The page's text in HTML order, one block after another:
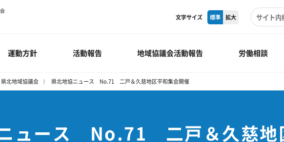
運動方針 活動報告 地域協議会活動報告 労働相談
文字サイズ 標準 拡大
県北地域協議会 県北地協ニュース No.71 二戸＆久慈地区平和集会開催
ュース No.71 二戸＆久慈地